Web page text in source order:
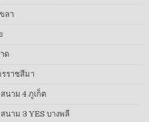
ลา
ด
ราชสีมา
นาม 4 ภูเก็ต
นาม 3 YES บางพลี